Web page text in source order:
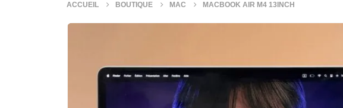
ACCUEIL BOUTIQUE MAC MACBOOK AIR M4 13INCH